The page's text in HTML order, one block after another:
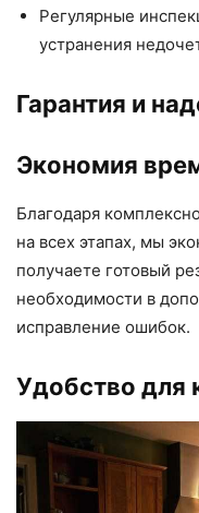
Регулярные
устранения
Гарантия и
Экономия
Благодаря
на всех этапах, мы
получаете готовый
необходимости в
исправление ошибок.
Удобство для